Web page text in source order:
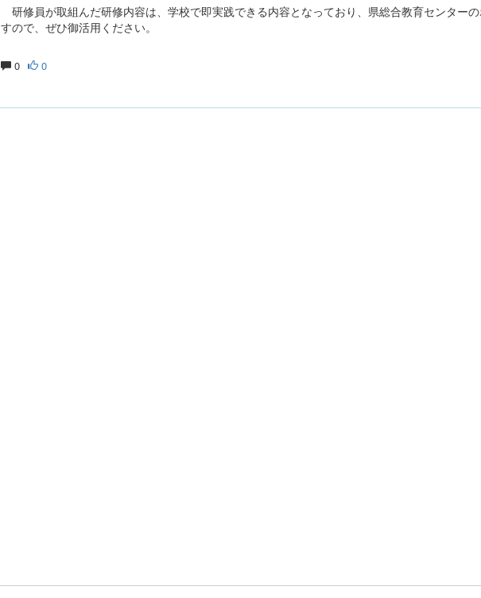
研修員が取組んだ研修内容は、学校で即実践できる内容となっており、県総合教育センター
すので、ぜひ御活用ください。
0 0